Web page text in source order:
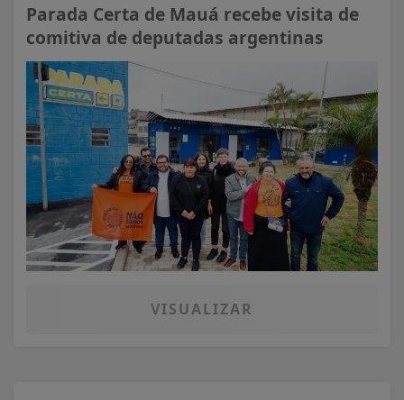
Parada Certa de Mauá recebe visita de
comitiva de deputadas argentinas
VISUALIZAR